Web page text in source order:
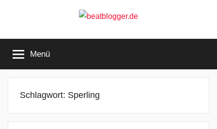
beatblogger.de
the
beat
goes
Menü
Schlagwort: Sperling